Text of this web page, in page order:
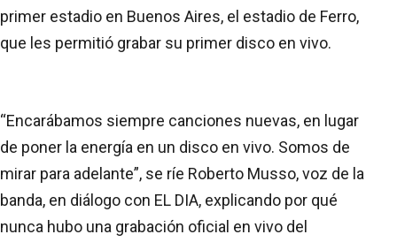
primer estadio en Buenos Aires, el estadio de Ferro,
que les permitió grabar su primer disco en vivo.
“Encarábamos siempre canciones nuevas, en lugar
de poner la energía en un disco en vivo. Somos de
mirar para adelante”, se ríe Roberto Musso, voz de la
banda, en diálogo con EL DIA, explicando por qué
nunca hubo una grabación oficial en vivo del